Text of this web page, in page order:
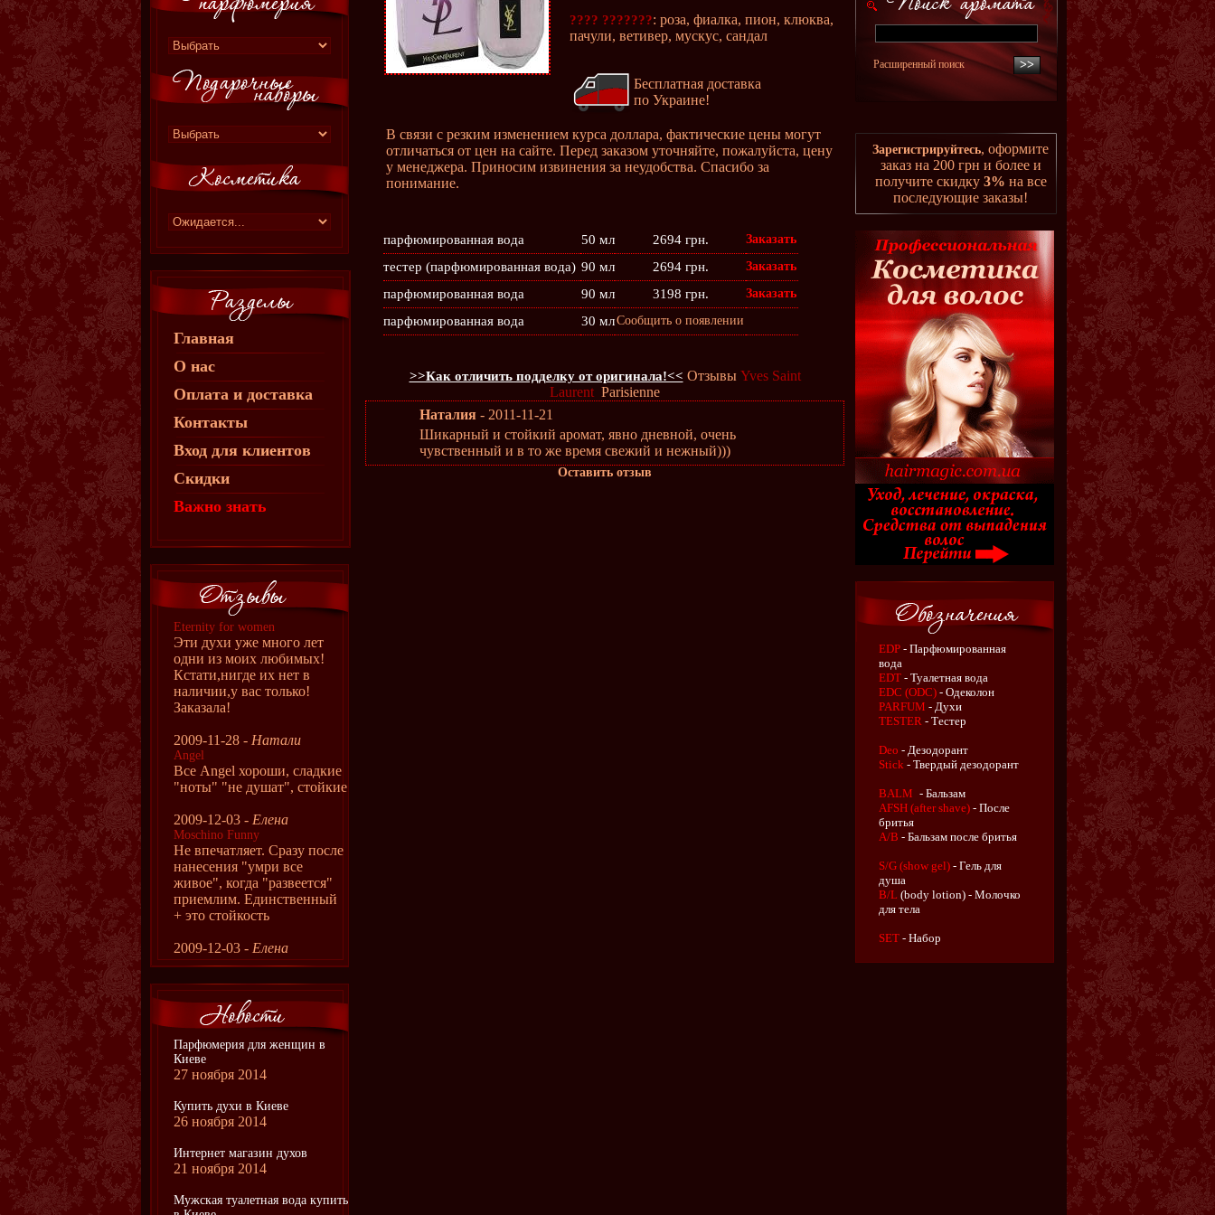
Главная
О нас
Оплата и доставка
Контакты
Вход для клиентов
Скидки
Важно знать
Eternity for women
Эти духи уже много лет
одни из моих любимых!
Кстати,нигде их нет в
наличии,у вас только!
Заказала!
2009-11-28 - Натали
Angel
Все Angel хороши, сладкие
"ноты" "не душат", стойкие
2009-12-03 - Елена
Moschino Funny
Не впечатляет. Сразу после
нанесения "умри все
живое", когда "развеется"
приемлим. Единственный
+ это стойкость
2009-12-03 - Елена
Парфюмерия для женщин в
Киеве
27 ноября 2014
Купить духи в Киеве
26 ноября 2014
Интернет магазин духов
21 ноября 2014
Мужская туалетная вода купить
???? ???????: роза, фиалка, пион, клюква,
пачули, ветивер, мускус, сандал
Бесплатная доставка
по Украине!
В связи с резким изменением курса доллара, фактические цены могут
отличаться от цен на сайте. Перед заказом уточняйте, пожалуйста, цену
у менеджера. Приносим извинения за неудобства. Спасибо за
понимание.
парфюмированная вода 50 мл 2694 грн. Заказать
тестер (парфюмированная вода) 90 мл 2694 грн. Заказать
парфюмированная вода 90 мл 3198 грн. Заказать
парфюмированная вода 30 млСообщить о появлении
>>Как отличить подделку от оригинала!<< Отзывы Yves Saint
Laurent Parisienne
Наталия- 2011-11-21
Шикарный и стойкий аромат, явно дневной, очень
чувственный и в то же время свежий и нежный)))
Оставить отзыв
Расширенный поиск
Зарегистрируйтесь, оформите
заказ на 200 грн и более и
получите скидку 3% на все
последующие заказы!
EDP - Парфюмированная
вода
EDT - Туалетная вода
EDC (ODC) - Одеколон
PARFUM - Духи
TESTER - Тестер
Deo - Дезодорант
Stick - Твердый дезодорант
BALM - Бальзам
AFSH (after shave) - После
бритья
A/B - Бальзам после бритья
S/G (show gel) - Гель для
душа
B/L (body lotion) - Молочко
для тела
SET - Набор